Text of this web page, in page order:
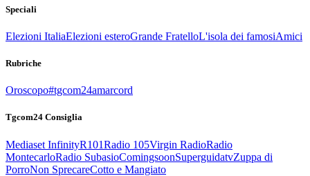
Speciali
Elezioni ItaliaElezioni esteroGrande FratelloL'isola dei famosiAmici
Rubriche
Oroscopo#tgcom24amarcord
Tgcom24 Consiglia
Mediaset InfinityR101Radio 105Virgin RadioRadio
MontecarloRadio SubasioComingsoonSuperguidatvZuppa di
PorroNon SprecareCotto e Mangiato